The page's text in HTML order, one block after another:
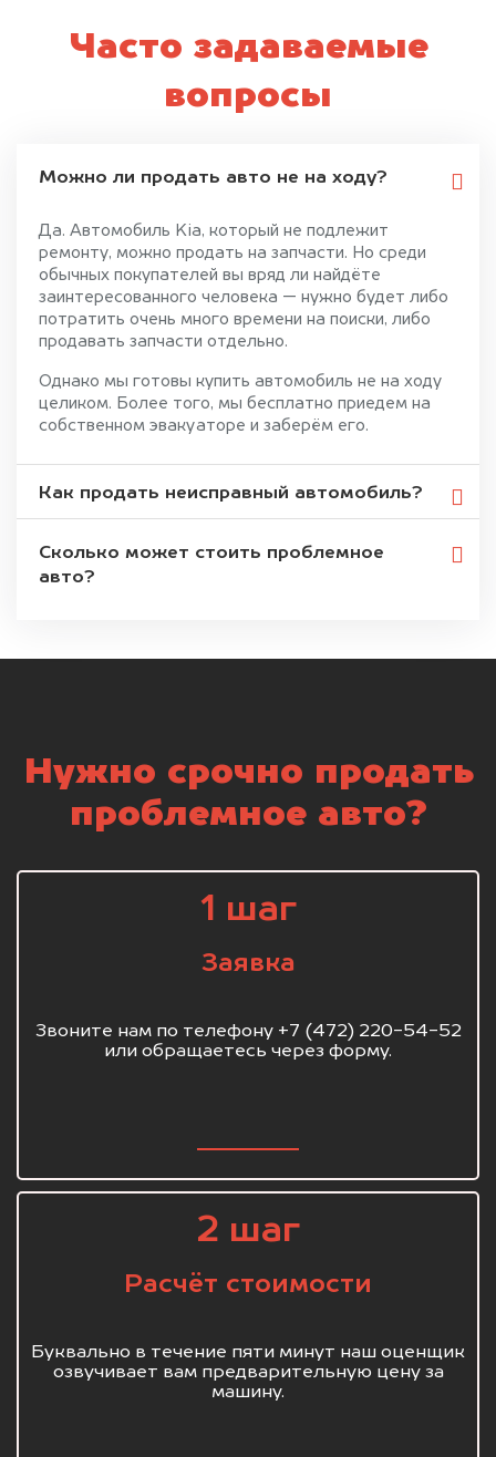
Часто задаваемые
вопросы
Можно ли продать авто не на ходу?
Да. Автомобиль Kia, который не подлежит
ремонту, можно продать на запчасти. Но среди
обычных покупателей вы вряд ли найдёте
заинтересованного человека — нужно будет либо
потратить очень много времени на поиски, либо
продавать запчасти отдельно.
Однако мы готовы купить автомобиль не на ходу
целиком. Более того, мы бесплатно приедем на
собственном эвакуаторе и заберём его.
Как продать неисправный автомобиль?
Сколько может стоить проблемное
авто?
Нужно срочно продать
проблемное авто?
1 шаг
Заявка
Звоните нам по телефону +7 (472) 220-54-52
или обращаетесь через форму.
2 шаг
Расчёт стоимости
Буквально в течение пяти минут наш оценщик
озвучивает вам предварительную цену за
машину.